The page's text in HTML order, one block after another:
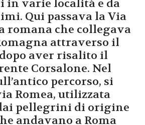
varie località e da
Qui passava la Via
romana che collegava
attraverso il
dopo aver risalito il
Corsalone. Nel
percorso, si
Romea, utilizzata
pellegrini di origine
andavano a Roma